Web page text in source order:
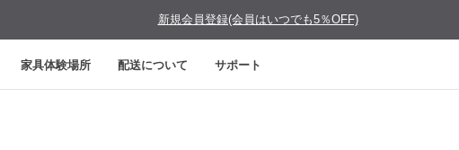
新規会員登録(会員はいつでも5％OFF)
家具体験場所 配送について サポート